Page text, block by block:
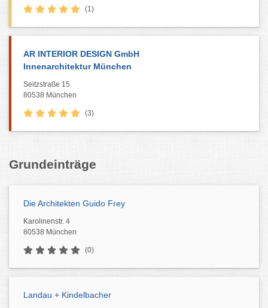
(1)
AR INTERIOR DESIGN GmbH
Innenarchitektur München
Seitzstraße 15
80538 München
(3)
Grundeinträge
Die Architekten Guido Frey
Karolinenstr. 4
80538 München
(0)
Landau + Kindelbacher